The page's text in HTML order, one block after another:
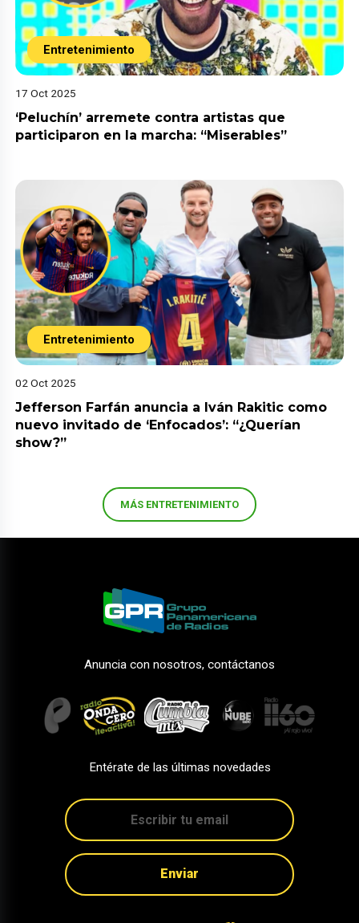
Entretenimiento
17 Oct 2025
‘Peluchín’ arremete contra artistas que
participaron en la marcha: “Miserables”
Entretenimiento
02 Oct 2025
Jefferson Farfán anuncia a Iván Rakitic como
nuevo invitado de ‘Enfocados’: “¿Querían
show?”
MÁS ENTRETENIMIENTO
Anuncia con nosotros, contáctanos
Entérate de las últimas novedades
Enviar